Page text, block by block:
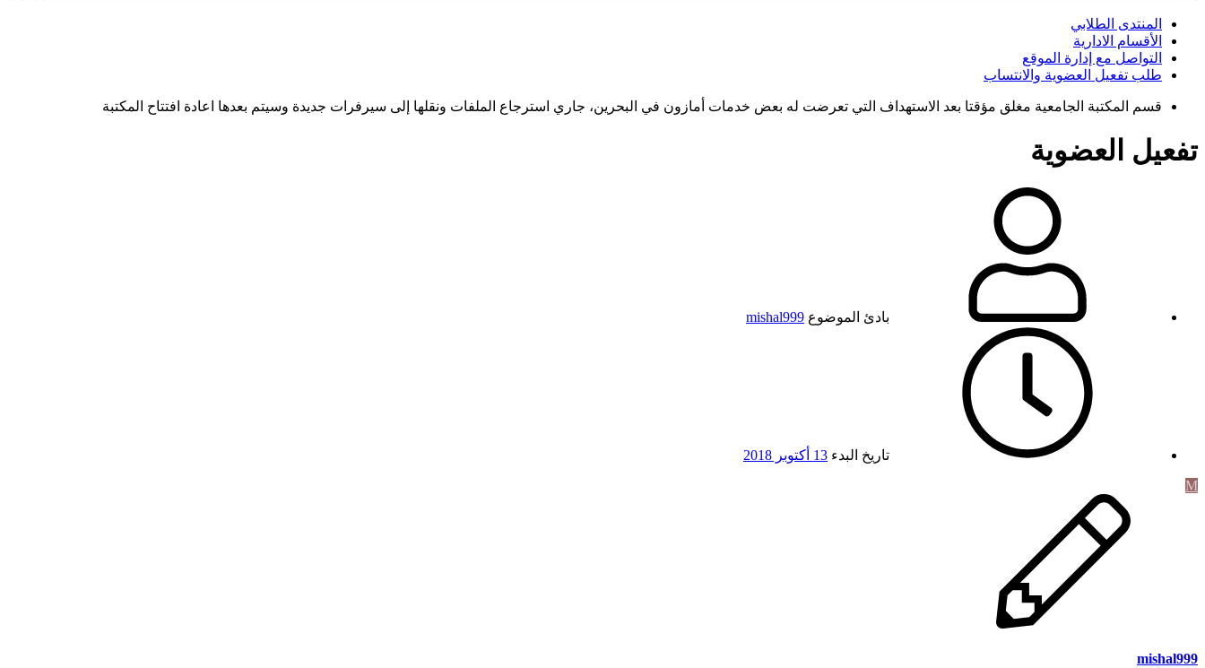
المنتدى الطلابي
الأقسام الادارية
التواصل مع إدارة الموقع
طلب تفعيل العضوية والانتساب
قسم المكتبة الجامعية مغلق مؤقتا بعد الاستهداف التي تعرضت له بعض خدمات أمازون في البحرين، جاري استرجاع الملفات ونقلها إلى سيرفرات جديدة وسيتم بعدها اعادة افتتاح المكتبة
تفعيل العضوية
بادئ الموضوع mishal999
تاريخ البدء 13 أكتوبر 2018
M
mishal999